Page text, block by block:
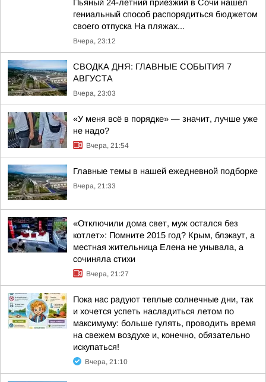
Пьяный 24-летний приезжий в Сочи нашел
гениальный способ распорядиться бюджетом
своего отпуска На пляжах...
Вчера, 23:12
СВОДКА ДНЯ: ГЛАВНЫЕ СОБЫТИЯ 7
АВГУСТА
Вчера, 23:03
«У меня всё в порядке» — значит, лучше уже
не надо?
Вчера, 21:54
Главные темы в нашей ежедневной подборке
Вчера, 21:33
«Отключили дома свет, муж остался без
котлет»: Помните 2015 год? Крым, блэкаут, а
местная жительница Елена не унывала, а
сочиняла стихи
Вчера, 21:27
Пока нас радуют теплые солнечные дни, так
и хочется успеть насладиться летом по
максимуму: больше гулять, проводить время
на свежем воздухе и, конечно, обязательно
искупаться!
Вчера, 21:10